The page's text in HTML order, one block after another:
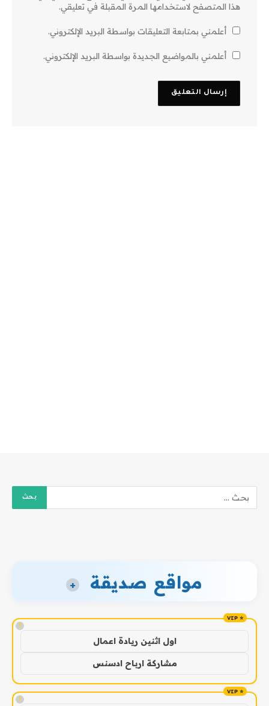
هذا المتصفح لاستخدامها المرة المقبلة في تعليقي.
أعلمني بمتابعة التعليقات بواسطة البريد الإلكتروني.
أعلمني بالمواضيع الجديدة بواسطة البريد الإلكتروني.
مواقع صديقة +
!
اول اثنين ريادة اعمال
مشاركة ارباح ادسنس
!